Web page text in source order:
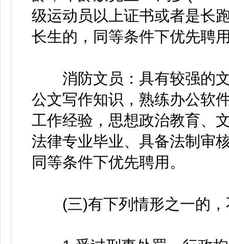
级运动员以上证书或者是长
长生的，同等条件下优先聘
消防文员：具有较强的文
公文写作知识，熟练办公软
工作经验，思想政治教育、
法律专业毕业、具备法制审
同等条件下优先聘用。
(三)有下列情形之一的，